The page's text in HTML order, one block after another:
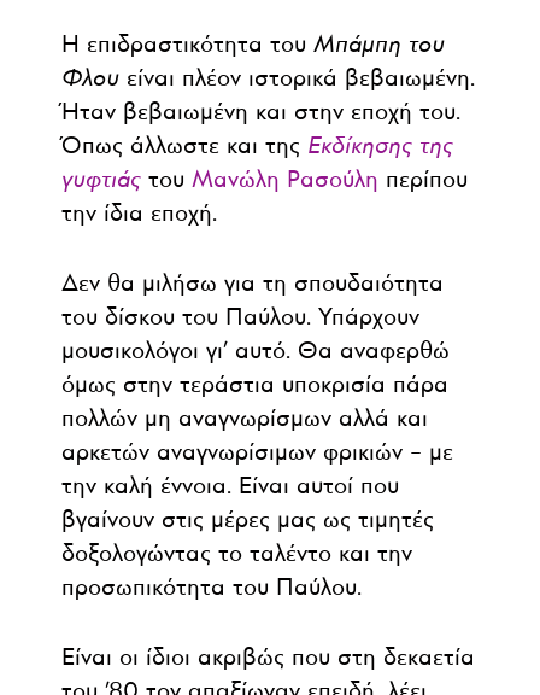
Η επιδραστικότητα του Μπάμπη του
Φλουείναι πλέον ιστορικά βεβαιωμένη.
Ήταν βεβαιωμένη και στην εποχή του.
Όπως άλλωστε και της Εκδίκησης της
γυφτιάςτου Μανώλη Ρασούλη περίπου
την ίδια εποχή.
Δεν θα μιλήσω για τη σπουδαιότητα
του δίσκου του Παύλου. Υπάρχουν
μουσικολόγοι γι’ αυτό. Θα αναφερθώ
όμως στην τεράστια υποκρισία πάρα
πολλών μη αναγνωρίσμων αλλά και
αρκετών αναγνωρίσιμων φρικιών – με
την καλή έννοια. Είναι αυτοί που
βγαίνουν στις μέρες μας ως τιμητές
δοξολογώντας το ταλέντο και την
προσωπικότητα του Παύλου.
Είναι οι ίδιοι ακριβώς που στη δεκαετία